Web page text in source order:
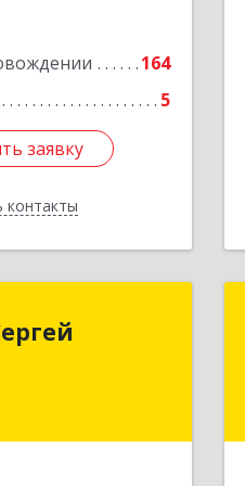
164
5
заявку
контакты
заявку
Сергей
Евгеньевич
обл, Королев г,